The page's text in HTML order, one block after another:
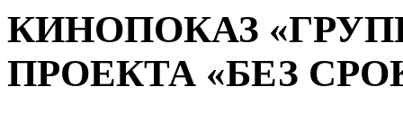
КИНОПОКАЗ
ПРОЕКТА «БЕЗ